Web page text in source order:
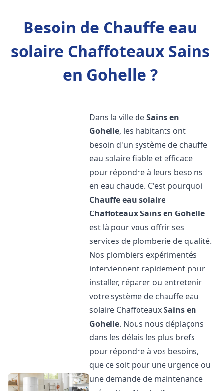
Besoin de Chauffe eau
solaire Chaffoteaux Sains
en Gohelle ?
Dans la ville deSains en
Gohelle, les habitants ont
besoin d'un système de chauffe
eau solaire fiable et efficace
pour répondre à leurs besoins
en eau chaude. C'est pourquoi
Chauffe eau solaire
ChaffoteauxSains en Gohelle
est là pour vous offrir ses
services de plomberie de qualité.
Nos plombiers expérimentés
interviennent rapidement pour
installer, réparer ou entretenir
votre système de chauffe eau
solaire ChaffoteauxSains en
Gohelle. Nous nous déplaçons
dans les délais les plus brefs
pour répondre à vos besoins,
que ce soit pour une urgence ou
une demande de maintenance